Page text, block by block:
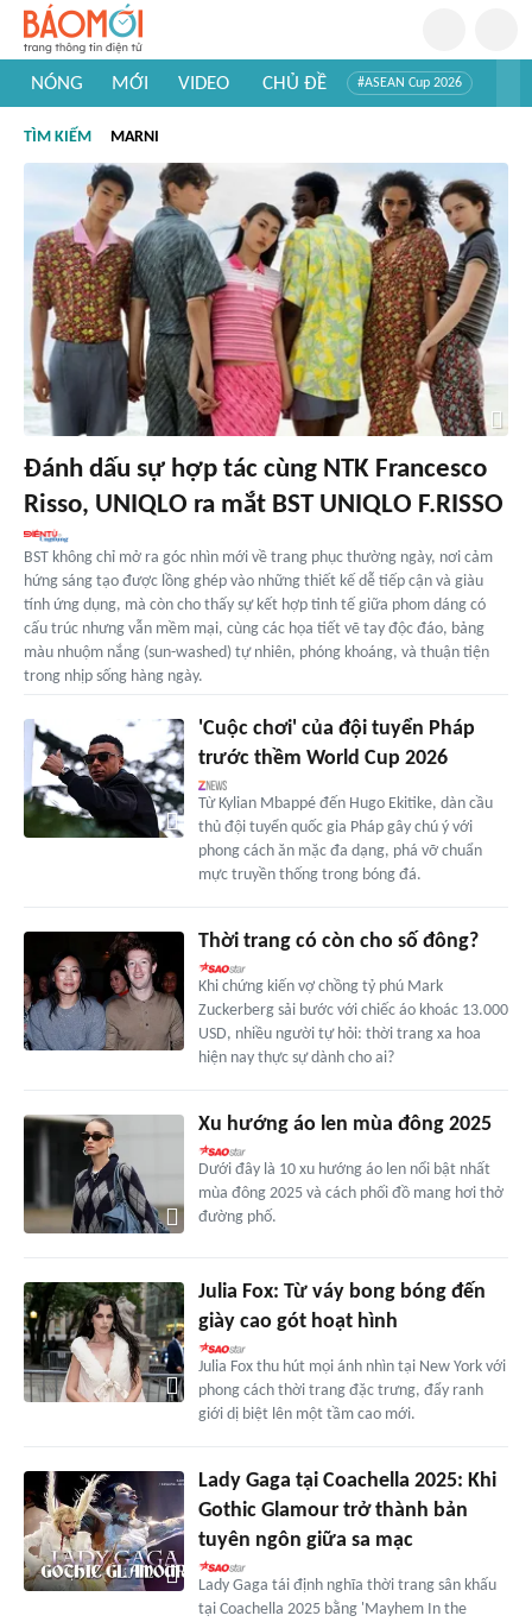
NÓNG MỚI VIDEO CHỦ ĐỀ #ASEAN Cup 2026
#Khám phá thế giới
TÌM KIẾM MARNI
Đánh dấu sự hợp tác cùng NTK Francesco
Risso, UNIQLO ra mắt BST UNIQLO F.RISSO
BST không chỉ mở ra góc nhìn mới về trang phục thường ngày, nơi cảm
hứng sáng tạo được lồng ghép vào những thiết kế dễ tiếp cận và giàu
tính ứng dụng, mà còn cho thấy sự kết hợp tinh tế giữa phom dáng có
cấu trúc nhưng vẫn mềm mại, cùng các họa tiết vẽ tay độc đáo, bảng
màu nhuộm nắng (sun-washed) tự nhiên, phóng khoáng, và thuận tiện
trong nhịp sống hàng ngày.
'Cuộc chơi' của đội tuyển Pháp
trước thềm World Cup 2026
Từ Kylian Mbappé đến Hugo Ekitike, dàn cầu
thủ đội tuyển quốc gia Pháp gây chú ý với
phong cách ăn mặc đa dạng, phá vỡ chuẩn
mực truyền thống trong bóng đá.
Thời trang có còn cho số đông?
Khi chứng kiến vợ chồng tỷ phú Mark
Zuckerberg sải bước với chiếc áo khoác 13.000
USD, nhiều người tự hỏi: thời trang xa hoa
hiện nay thực sự dành cho ai?
Xu hướng áo len mùa đông 2025
Dưới đây là 10 xu hướng áo len nổi bật nhất
mùa đông 2025 và cách phối đồ mang hơi thở
đường phố.
Julia Fox: Từ váy bong bóng đến
giày cao gót hoạt hình
Julia Fox thu hút mọi ánh nhìn tại New York với
phong cách thời trang đặc trưng, đẩy ranh
giới dị biệt lên một tầm cao mới.
Lady Gaga tại Coachella 2025: Khi
Gothic Glamour trở thành bản
tuyên ngôn giữa sa mạc
Lady Gaga tái định nghĩa thời trang sân khấu
tại Coachella 2025 bằng 'Mayhem In the